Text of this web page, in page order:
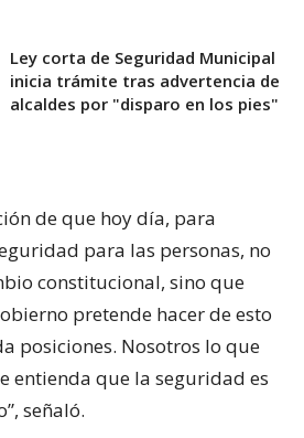
Ley corta de Seguridad Municipal
inicia trámite tras advertencia de
alcaldes por "disparo en los pies"
de que hoy día, para
para las personas, no
constitucional, sino que
pretende hacer de esto
posiciones. Nosotros lo que
entienda que la seguridad es
señaló.